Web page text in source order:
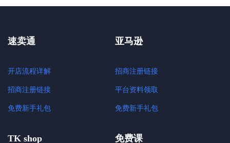
速卖通
开店流程详解
招商注册链接
免费新手礼包
亚马逊
招商注册链接
平台资料领取
免费新手礼包
TK shop 免费课